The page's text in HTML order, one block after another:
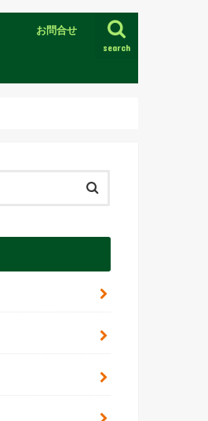
search
お問合せ